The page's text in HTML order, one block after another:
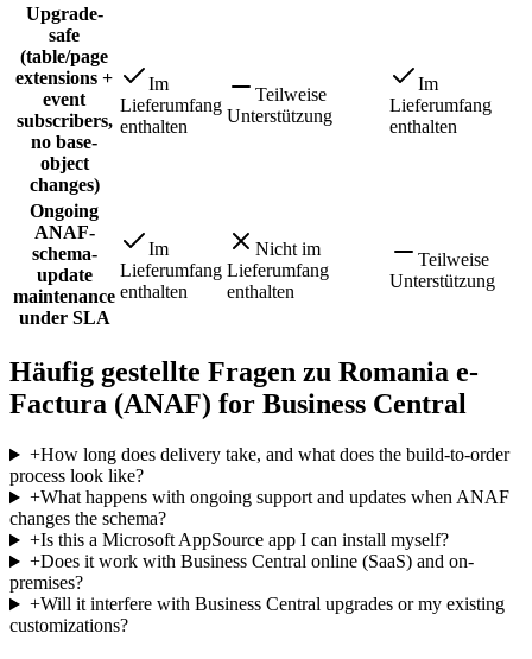
Upgrade-
safe
(table/page
extensions +
event
subscribers,
no base-
object
changes)
Im
Lieferumfang
enthalten
Teilweise
Unterstützung
Im
Lieferumfang
enthalten
Ongoing
ANAF-
schema-
update
maintenance
under SLA
Im
Lieferumfang
enthalten
Nicht im
Lieferumfang
enthalten
Teilweise
Unterstützung
Häufig gestellte Fragen zu Romania e-
Factura (ANAF) for Business Central
+How long does delivery take, and what does the build-to-order
process look like?
+What happens with ongoing support and updates when ANAF
changes the schema?
+Is this a Microsoft AppSource app I can install myself?
+Does it work with Business Central online (SaaS) and on-
premises?
+Will it interfere with Business Central upgrades or my existing
customizations?